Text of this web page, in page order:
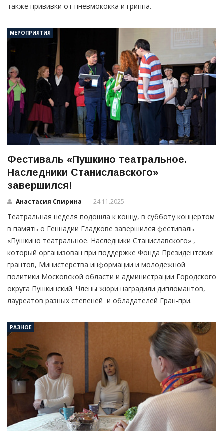
также прививки от пневмококка и гриппа.
МЕРОПРИЯТИЯ
Фестиваль «Пушкино театральное.
Наследники Станиславского»
завершился!
Анастасия Спирина 24.11.2025
Театральная неделя подошла к концу, в субботу концертом
в память о Геннадии Гладкове завершился фестиваль
«Пушкино театральное. Наследники Станиславского» ,
который организован при поддержке Фонда Президентских
грантов, Министерства информации и молодежной
политики Московской области и администрации Городского
округа Пушкинский. Члены жюри наградили дипломантов,
лауреатов разных степеней и обладателей Гран-при.
РАЗНОЕ